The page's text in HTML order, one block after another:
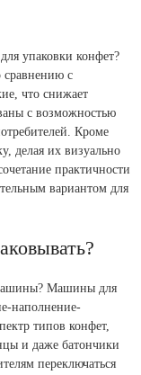
упаковки конфет?
сравнению с
что снижает
с возможностью
Кроме
делая их визуально
практичности
вариантом для
Машины для
наполнение-
типов конфет,
и даже батончики
переключаться